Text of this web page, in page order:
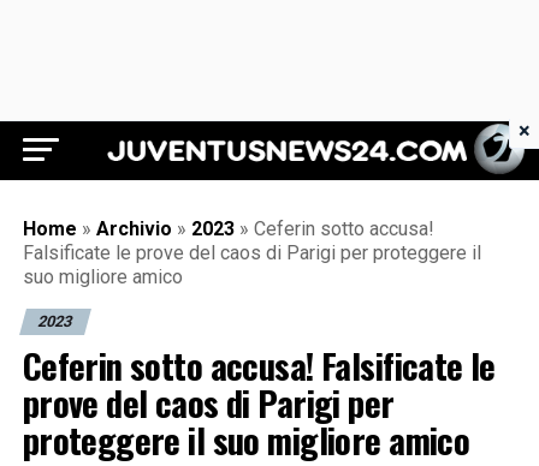
Juventus News 24
Home » Archivio » 2023 » Ceferin sotto accusa!
Falsificate le prove del caos di Parigi per proteggere il
suo migliore amico
2023
Ceferin sotto accusa! Falsificate le
prove del caos di Parigi per
proteggere il suo migliore amico
×